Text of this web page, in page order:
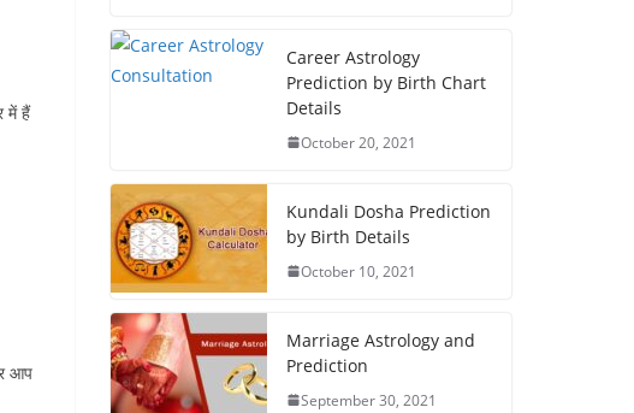
में हैं
आप
Career Astrology
Prediction by Birth Chart
Details
October 20, 2021
Kundali Dosha Prediction
by Birth Details
October 10, 2021
Marriage Astrology and
Prediction
September 30, 2021